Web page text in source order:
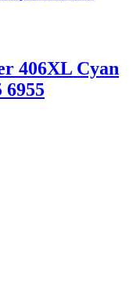
406XL Cyan
6955